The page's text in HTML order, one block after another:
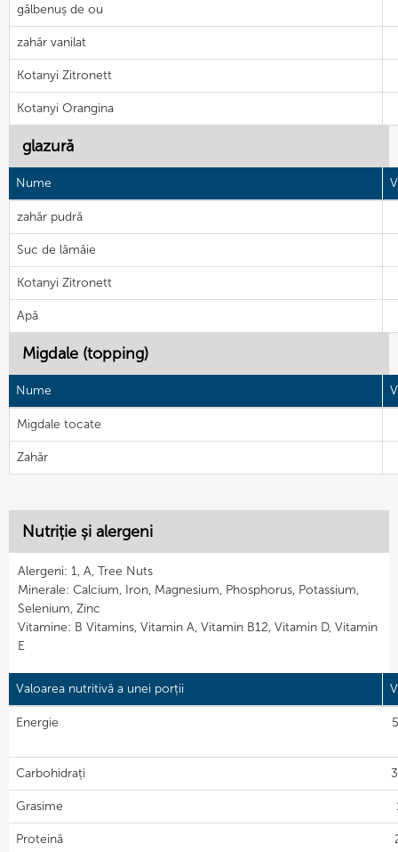
gălbenuș de ou
zahăr vanilat
Kotanyi Zitronett
Kotanyi Orangina
glazură
Nume
zahăr pudră
Suc de lămâie
Kotanyi Zitronett
Apă
Migdale (topping)
Nume
Migdale tocate
Zahăr
Nutriție și alergeni
Alergeni: 1, A, Tree Nuts
Minerale: Calcium, Iron, Magnesium, Phosphorus, Potassium,
Selenium, Zinc
Vitamine: B Vitamins, Vitamin A, Vitamin B12, Vitamin D, Vitamin
E
Valoarea nutritivă a unei porții
Energie
Carbohidrați
Grasime
Proteină